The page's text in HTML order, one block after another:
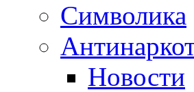
Символика
Новости